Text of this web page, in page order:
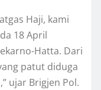
Haji, kami
18 April
Hatta. Dari
patut diduga
ujar Brigjen Pol.